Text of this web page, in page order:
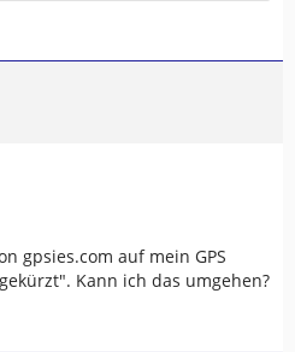
gpsies.com auf mein GPS
Kann ich das umgehen?